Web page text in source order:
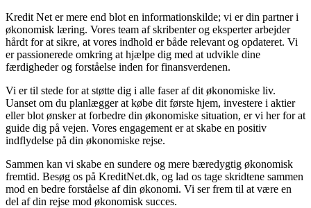
Kredit Net er mere end blot en informationskilde; vi er din partner i
økonomisk læring. Vores team af skribenter og eksperter arbejder
hårdt for at sikre, at vores indhold er både relevant og opdateret. Vi
er passionerede omkring at hjælpe dig med at udvikle dine
færdigheder og forståelse inden for finansverdenen.
Vi er til stede for at støtte dig i alle faser af dit økonomiske liv.
Uanset om du planlægger at købe dit første hjem, investere i aktier
eller blot ønsker at forbedre din økonomiske situation, er vi her for at
guide dig på vejen. Vores engagement er at skabe en positiv
indflydelse på din økonomiske rejse.
Sammen kan vi skabe en sundere og mere bæredygtig økonomisk
fremtid. Besøg os på KreditNet.dk, og lad os tage skridtene sammen
mod en bedre forståelse af din økonomi. Vi ser frem til at være en
del af din rejse mod økonomisk succes.